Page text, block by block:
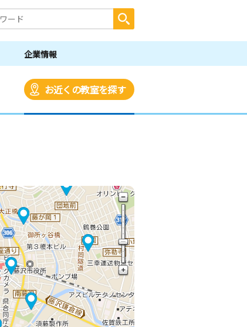
企業情報
お近くの教室を探す